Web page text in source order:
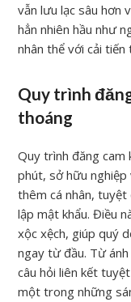
vẫn lưu lạc sâu hơn
hẳn nhiên hầu như
nhân thể với cải
Quy trình
thoáng
Quy trình đăng cam
phút, sở hữu
thêm cá nhân,
lập mật khẩu. Điều
xộc xệch, giúp quý
ngay từ đầu. Từ
câu hỏi liên kết
một trong những